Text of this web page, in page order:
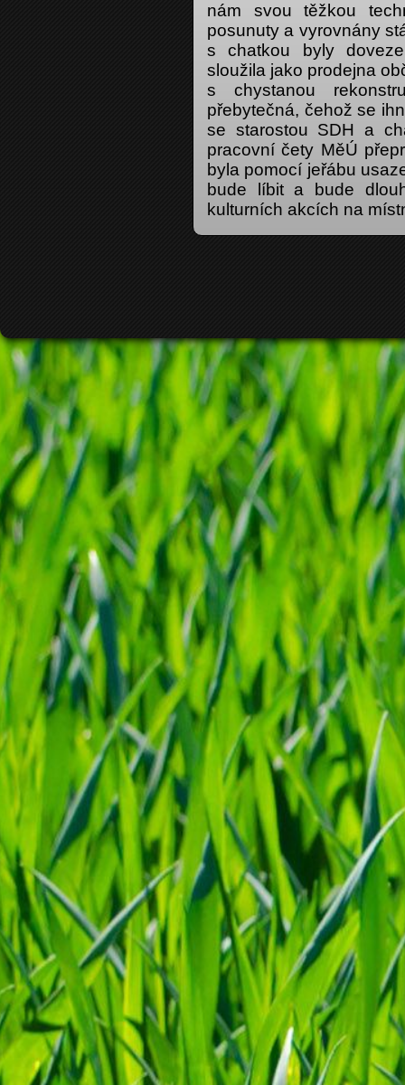
nám svou těžkou
posunuty a vyrovnány
s chatkou byly
sloužila jako prodejna
s chystanou
přebytečná, čehož se
se starostou SDH a
pracovní čety MěÚ
byla pomocí jeřábu
bude líbit a bude
kulturních akcích na